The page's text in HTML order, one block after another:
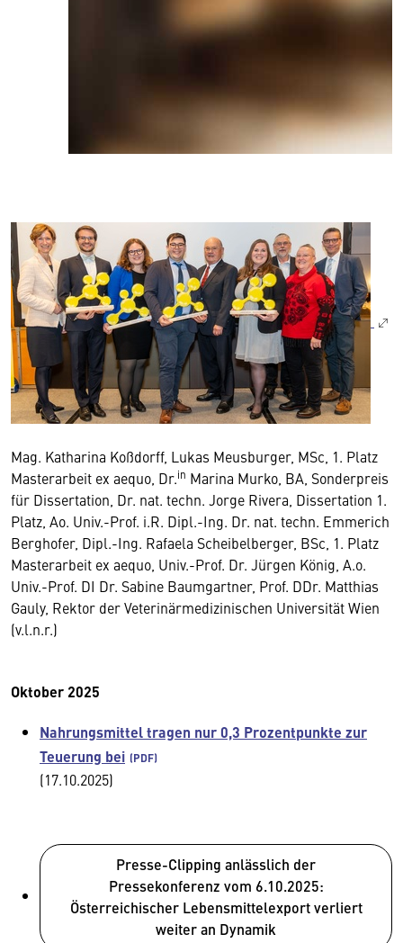
Mag. Katharina Koßdorff, Lukas Meusburger, MSc, 1. Platz
Masterarbeit ex aequo, Dr.in Marina Murko, BA, Sonderpreis
für Dissertation, Dr. nat. techn. Jorge Rivera, Dissertation 1.
Platz, Ao. Univ.-Prof. i.R. Dipl.-Ing. Dr. nat. techn. Emmerich
Berghofer, Dipl.-Ing. Rafaela Scheibelberger, BSc, 1. Platz
Masterarbeit ex aequo, Univ.-Prof. Dr. Jürgen König, A.o.
Univ.-Prof. DI Dr. Sabine Baumgartner, Prof. DDr. Matthias
Gauly, Rektor der Veterinärmedizinischen Universität Wien
(v.l.n.r.)
Oktober 2025
Nahrungsmittel tragen nur 0,3 Prozentpunkte zur
Teuerung bei
(17.10.2025)
Presse-Clipping anlässlich der
Pressekonferenz vom 6.10.2025:
Österreichischer Lebensmittelexport verliert
weiter an Dynamik